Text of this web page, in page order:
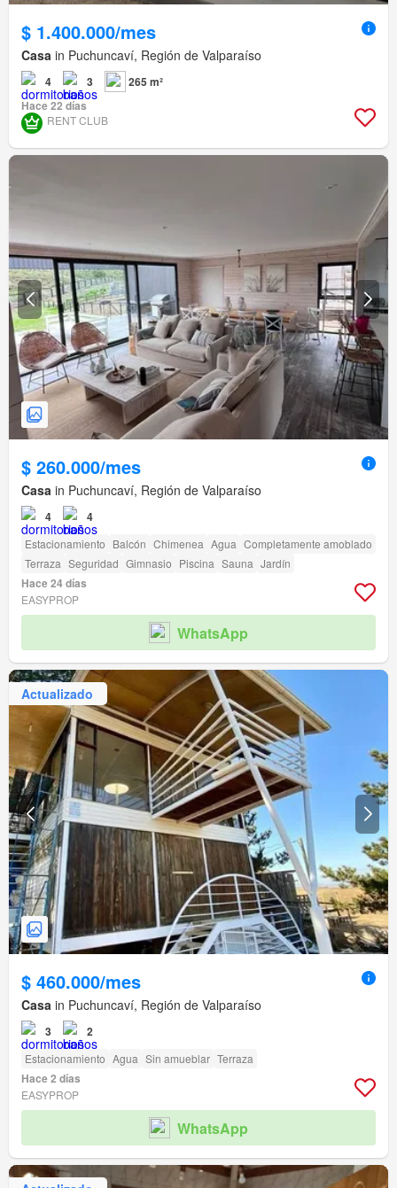
$ 1.400.000/mes
Casa in Puchuncaví, Región de Valparaíso
4 3
265 m²
Hace 22 días
RENT CLUB
$ 260.000/mes
Casa in Puchuncaví, Región de Valparaíso
4 4
Estacionamiento Balcón Chimenea Agua Completamente amoblado
Terraza Seguridad Gimnasio Piscina Sauna Jardín
Hace 24 días
EASYPROP
WhatsApp
Actualizado
$ 460.000/mes
Casa in Puchuncaví, Región de Valparaíso
3 2
Estacionamiento Agua Sin amueblar Terraza
Hace 2 días
EASYPROP
WhatsApp